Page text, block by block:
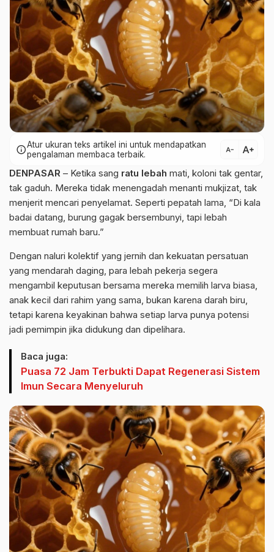
infoAtur ukuran teks artikel ini untuk mendapatkan
pengalaman membaca terbaik.
text_decrease text_increase
DENPASAR – Ketika sang ratu lebah mati, koloni tak gentar,
tak gaduh. Mereka tidak menengadah menanti mukjizat, tak
menjerit mencari penyelamat. Seperti pepatah lama, “Di kala
badai datang, burung gagak bersembunyi, tapi lebah
membuat rumah baru.”
Dengan naluri kolektif yang jernih dan kekuatan persatuan
yang mendarah daging, para lebah pekerja segera
mengambil keputusan bersama mereka memilih larva biasa,
anak kecil dari rahim yang sama, bukan karena darah biru,
tetapi karena keyakinan bahwa setiap larva punya potensi
jadi pemimpin jika didukung dan dipelihara.
Baca juga:
Puasa 72 Jam Terbukti Dapat Regenerasi Sistem
Imun Secara Menyeluruh